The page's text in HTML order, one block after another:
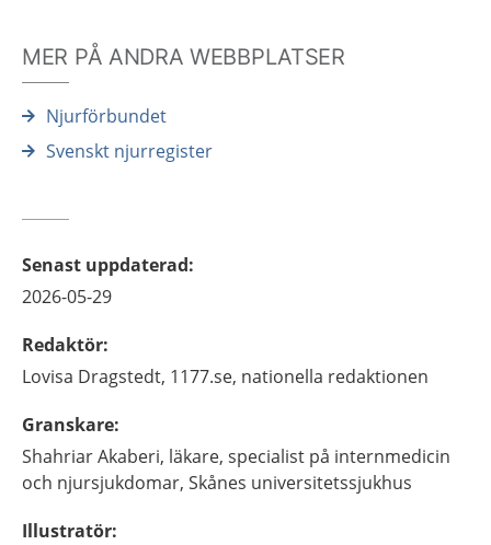
MER PÅ ANDRA WEBBPLATSER
Njurförbundet
Svenskt njurregister
Senast uppdaterad:
2026-05-29
Redaktör:
Lovisa Dragstedt, 1177.se, nationella redaktionen
Granskare:
ShahriarAkaberi, läkare, specialist på internmedicin
och njursjukdomar, Skånes universitetssjukhus
Illustratör: